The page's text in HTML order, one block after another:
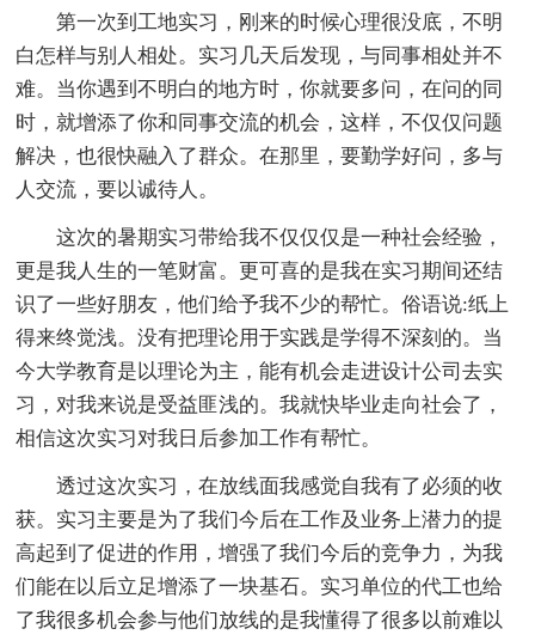
第一次到工地实习，刚来的时候心理很没底，不明
白怎样与别人相处。实习几天后发现，与同事相处并不
难。当你遇到不明白的地方时，你就要多问，在问的同
时，就增添了你和同事交流的机会，这样，不仅仅问题
解决，也很快融入了群众。在那里，要勤学好问，多与
人交流，要以诚待人。
这次的暑期实习带给我不仅仅仅是一种社会经验，
更是我人生的一笔财富。更可喜的是我在实习期间还结
识了一些好朋友，他们给予我不少的帮忙。俗语说:纸上
得来终觉浅。没有把理论用于实践是学得不深刻的。当
今大学教育是以理论为主，能有机会走进设计公司去实
习，对我来说是受益匪浅的。我就快毕业走向社会了，
相信这次实习对我日后参加工作有帮忙。
透过这次实习，在放线面我感觉自我有了必须的收
获。实习主要是为了我们今后在工作及业务上潜力的提
高起到了促进的作用，增强了我们今后的竞争力，为我
们能在以后立足增添了一块基石。实习单位的代工也给
了我很多机会参与他们放线的是我懂得了很多以前难以